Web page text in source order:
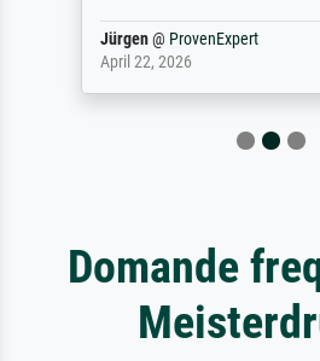
Jürgen@ ProvenExpert
April 22, 2026
Domande